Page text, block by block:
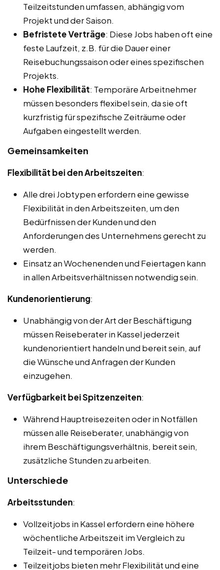
Teilzeitstunden umfassen, abhängig vom
Projekt und der Saison.
Befristete Verträge: Diese Jobs haben oft eine
feste Laufzeit, z.B. für die Dauer einer
Reisebuchungssaison oder eines spezifischen
Projekts.
Hohe Flexibilität: Temporäre Arbeitnehmer
müssen besonders flexibel sein, da sie oft
kurzfristig für spezifische Zeiträume oder
Aufgaben eingestellt werden.
Gemeinsamkeiten
Flexibilität bei den Arbeitszeiten:
Alle drei Jobtypen erfordern eine gewisse
Flexibilität in den Arbeitszeiten, um den
Bedürfnissen der Kunden und den
Anforderungen des Unternehmens gerecht zu
werden.
Einsatz an Wochenenden und Feiertagen kann
in allen Arbeitsverhältnissen notwendig sein.
Kundenorientierung:
Unabhängig von der Art der Beschäftigung
müssen Reiseberater in Kassel jederzeit
kundenorientiert handeln und bereit sein, auf
die Wünsche und Anfragen der Kunden
einzugehen.
Verfügbarkeit bei Spitzenzeiten:
Während Hauptreisezeiten oder in Notfällen
müssen alle Reiseberater, unabhängig von
ihrem Beschäftigungsverhältnis, bereit sein,
zusätzliche Stunden zu arbeiten.
Unterschiede
Arbeitsstunden:
Vollzeitjobs in Kassel erfordern eine höhere
wöchentliche Arbeitszeit im Vergleich zu
Teilzeit- und temporären Jobs.
Teilzeitjobs bieten mehr Flexibilität und eine